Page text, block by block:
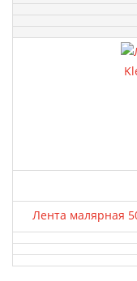
Лента малярная